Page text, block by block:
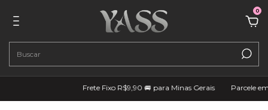
0
Frete Fixo R$9,90 🚐 para Minas Gerais Parcele em até 4x Sem